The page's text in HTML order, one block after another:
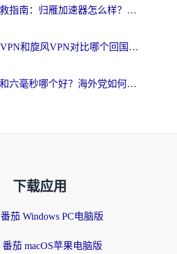
海外党自救指南：归雁加速器怎么样？教你避开坑实现国内资源无缝访问
ChickCN VPN和旋风VPN对比哪个回国效果更好？海外用户的选择困境与出路
雷神手游和六毫秒哪个好？海外党如何真正解锁国内资源
下载应用
番茄 Windows PC电脑版
番茄 macOS苹果电脑版